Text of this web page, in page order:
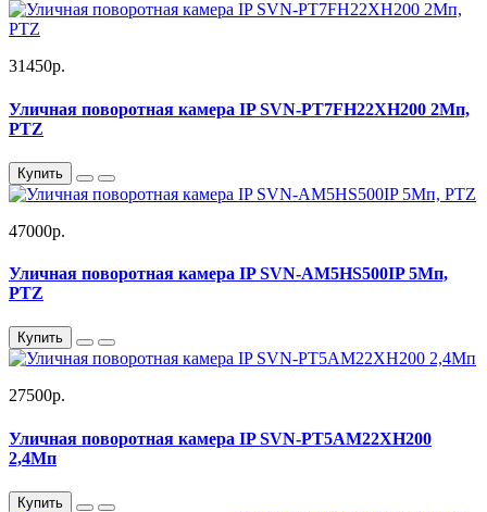
31450р.
Уличная поворотная камера IP SVN-PT7FH22XH200 2Мп,
PTZ
Купить
47000р.
Уличная поворотная камера IP SVN-AM5HS500IP 5Мп,
PTZ
Купить
27500р.
Уличная поворотная камера IP SVN-PT5AM22XH200
2,4Мп
Купить